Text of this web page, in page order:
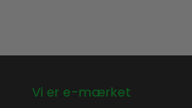
Vi er e-mærket